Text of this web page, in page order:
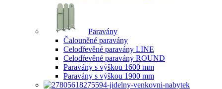
Paravány
Čalouněné paravány
Celodřevěné paravány LINE
Celodřevěné paravány ROUND
Paravány s výškou 1600 mm
Paravány s výškou 1900 mm